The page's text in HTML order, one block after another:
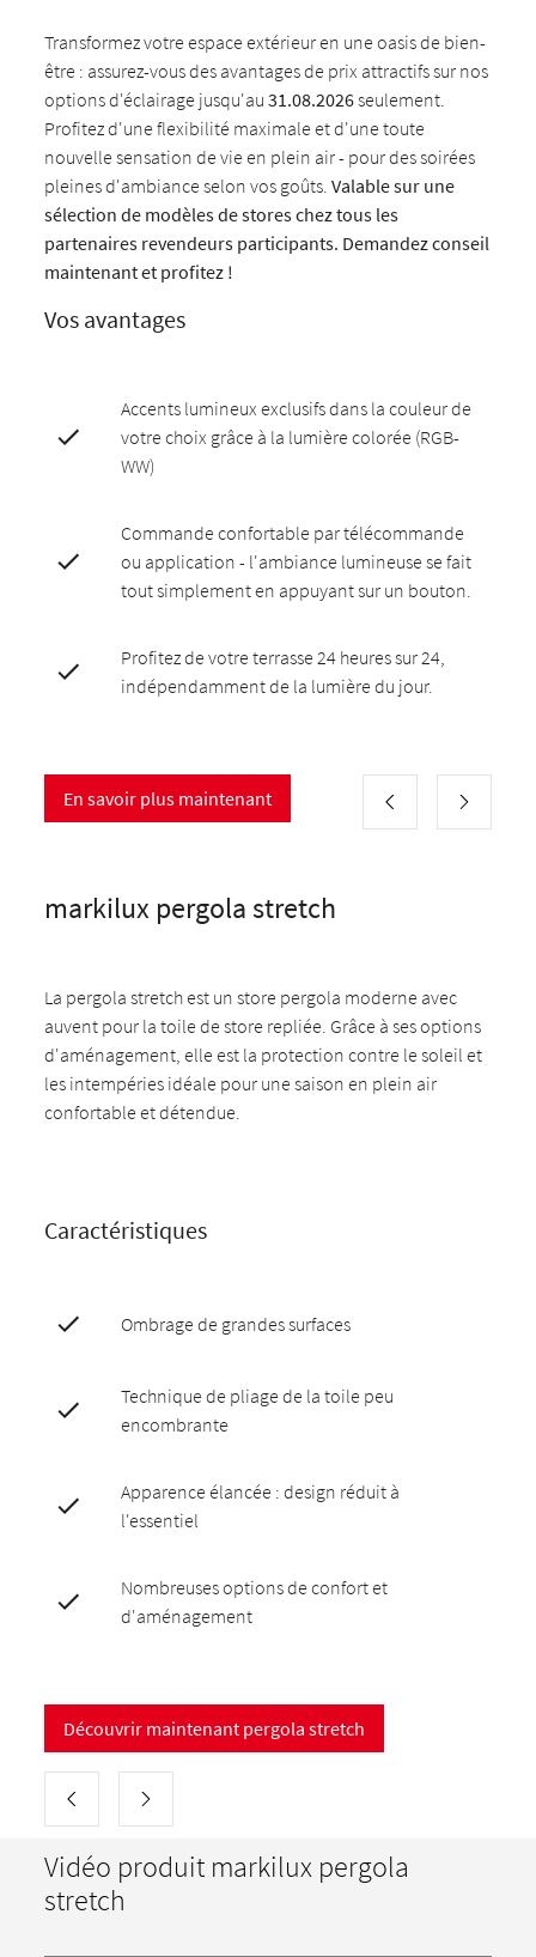
Transformez votre espace extérieur en une oasis de bien-
être : assurez-vous des avantages de prix attractifs sur nos
options d'éclairage jusqu'au31.08.2026seulement.
Profitez d'une flexibilité maximale et d'une toute
nouvelle sensation de vie en plein air - pour des soirées
pleines d'ambiance selon vos goûts.Valable sur une
sélection de modèles de stores chez tous les
partenaires revendeurs participants. Demandez conseil
maintenant et profitez !
Vos avantages
Accents lumineux exclusifs dans la couleur de
votre choix grâce à la lumière colorée (RGB-
WW)
Commande confortable par télécommande
ou application - l'ambiance lumineuse se fait
tout simplement en appuyant sur un bouton.
Profitez de votre terrasse 24 heures sur 24,
indépendamment de la lumière du jour.
En savoir plus maintenant
markilux pergola stretch
La pergola stretch est un store pergola moderne avec
auvent pour la toile de store repliée. Grâce à ses options
d'aménagement, elle est la protection contre le soleil et
les intempéries idéale pour une saison en plein air
confortable et détendue.
Caractéristiques
Ombrage de grandes surfaces
Technique de pliage de la toile peu
encombrante
Apparence élancée : design réduit à
l'essentiel
Nombreuses options de confort et
d'aménagement
Découvrir maintenant pergola stretch
Vidéo produit markilux pergola
stretch